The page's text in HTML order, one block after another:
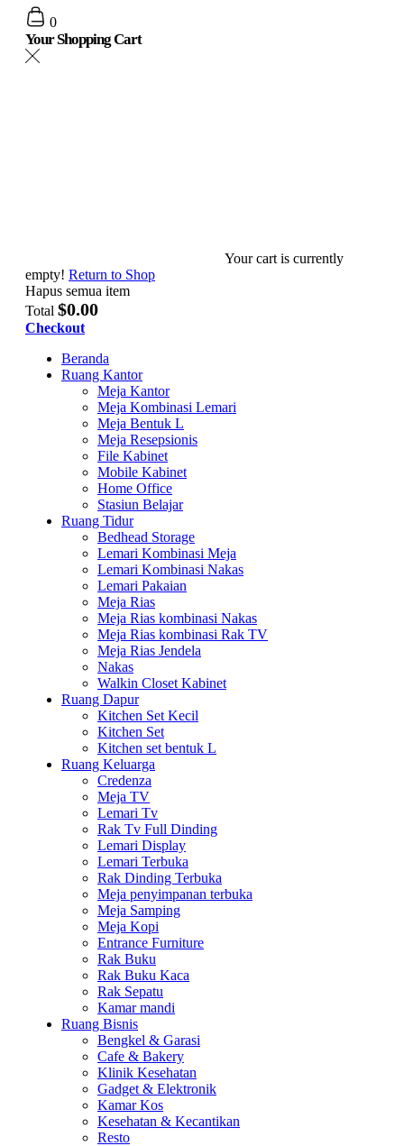
0
Your Shopping Cart
Your cart is currently
empty! Return to Shop
Hapus semua item
Total $0.00
Checkout
Beranda
Ruang Kantor
Meja Kantor
Meja Kombinasi Lemari
Meja Bentuk L
Meja Resepsionis
File Kabinet
Mobile Kabinet
Home Office
Stasiun Belajar
Ruang Tidur
Bedhead Storage
Lemari Kombinasi Meja
Lemari Kombinasi Nakas
Lemari Pakaian
Meja Rias
Meja Rias kombinasi Nakas
Meja Rias kombinasi Rak TV
Meja Rias Jendela
Nakas
Walkin Closet Kabinet
Ruang Dapur
Kitchen Set Kecil
Kitchen Set
Kitchen set bentuk L
Ruang Keluarga
Credenza
Meja TV
Lemari Tv
Rak Tv Full Dinding
Lemari Display
Lemari Terbuka
Rak Dinding Terbuka
Meja penyimpanan terbuka
Meja Samping
Meja Kopi
Entrance Furniture
Rak Buku
Rak Buku Kaca
Rak Sepatu
Kamar mandi
Ruang Bisnis
Bengkel & Garasi
Cafe & Bakery
Klinik Kesehatan
Gadget & Elektronik
Kamar Kos
Kesehatan & Kecantikan
Resto